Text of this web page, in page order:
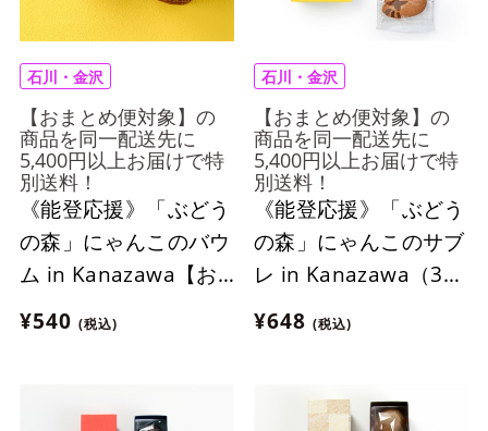
石川・金沢
【おまとめ便対象】の
商品を同一配送先に
5,400円以上お届けで特
別送料！
《能登応援》「ぶどう
の森」にゃんこのバウ
ム in Kanazawa【お
まとめ便対象】
¥540 (税込)
石川・金沢
【おまとめ便対象】の
商品を同一配送先に
5,400円以上お届けで特
別送料！
《能登応援》「ぶどう
の森」にゃんこのサブ
レ in Kanazawa（3個
入り）【おまとめ便対
¥648 (税込)